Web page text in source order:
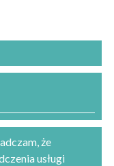
że
usługi